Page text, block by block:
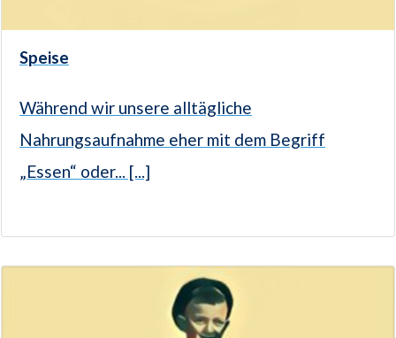
Speise
Während wir unsere alltägliche
Nahrungsaufnahme eher mit dem Begriff
„Essen“ oder... [...]